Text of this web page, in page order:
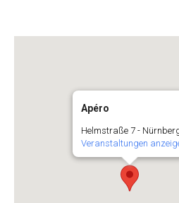
Apéro
Helmstraße 7 -
Veranstaltungen